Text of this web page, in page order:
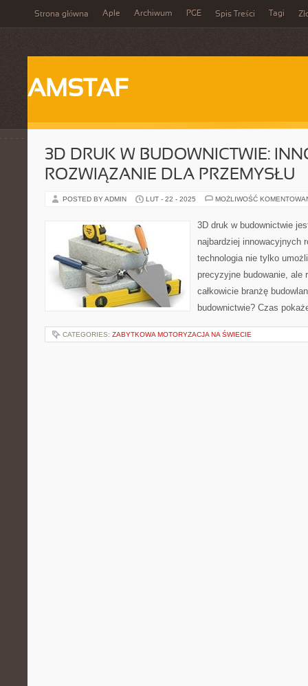
Strona główna Aple Archiwum PGE Spis Treści Tagi
AMSTAF
3D DRUK W BUDOWNICTWIE:
ROZWIĄZANIE DLA PRZEMYSŁU
POSTED BY ADMIN LUT - 22 - 2025 MOŻLIWOŚĆ
3D druk w budownictwie
najbardziej innowacyjnych
technologia nie tylko
precyzyjne budowanie, ale
całkowicie branżę
budownictwie? Czas
CATEGORIES: ZABYTKOWA MOTORYZACJA NA ŚWIECIE